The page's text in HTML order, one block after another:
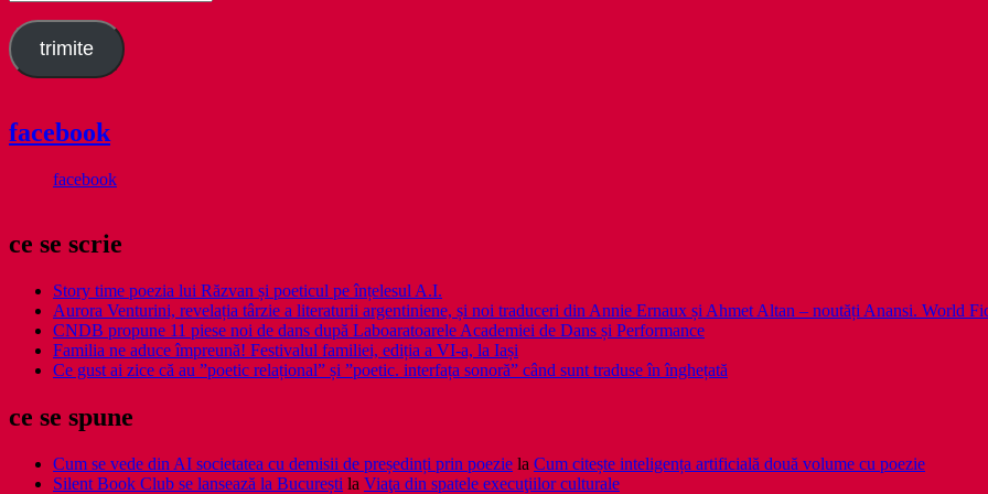
email
trimite
facebook
facebook
ce se scrie
Story time poezia lui Răzvan și poeticul pe înțelesul A.I.
Aurora Venturini, revelația târzie a literaturii argentiniene, și noi traduceri din Annie Ernaux și Ahmet Altan – noutăți Anansi. World
CNDB propune 11 piese noi de dans după Laboaratoarele Academiei de Dans și Performance
Familia ne aduce împreună! Festivalul familiei, ediția a VI-a, la Iași
Ce gust ai zice că au ”poetic relațional” și ”poetic. interfața sonoră” când sunt traduse în înghețată
ce se spune
Cum se vede din AI societatea cu demisii de președinți prin poezie la Cum citește inteligența artificială două volume cu poezie
Silent Book Club se lansează la București la Viaţa din spatele execuţiilor culturale